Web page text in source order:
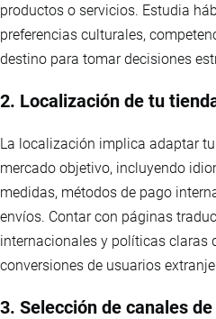
productos o servicios. Estudia
preferencias culturales,
destino para tomar decisiones
2. Localización de tu
La localización implica adaptar
mercado objetivo, incluyendo
medidas, métodos de pago
envíos. Contar con páginas
internacionales y políticas claras
conversiones de usuarios
3. Selección de canales